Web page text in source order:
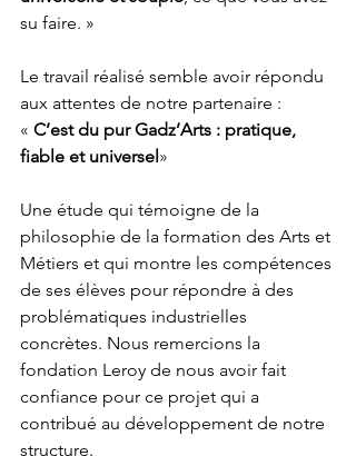
su faire. »
Le travail réalisé semble avoir répondu
aux attentes de notre partenaire :
« C’est du pur Gadz’Arts : pratique,
fiable et universel»
Une étude qui témoigne de la
philosophie de la formation des Arts et
Métiers et qui montre les compétences
de ses élèves pour répondre à des
problématiques industrielles
concrètes. Nous remercions la
fondation Leroy de nous avoir fait
confiance pour ce projet qui a
contribué au développement de notre
structure.